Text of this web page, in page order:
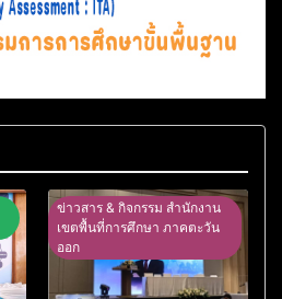
ข่าวสาร & กิจกรรม สำนักงาน
เขตพื้นที่การศึกษา ภาคตะวัน
ออก